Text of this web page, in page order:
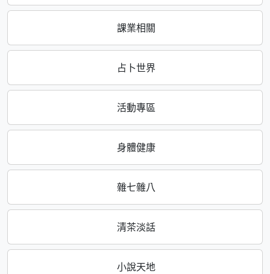
課業相關
占卜世界
活動專區
身體健康
雜七雜八
清茶淡話
小說天地